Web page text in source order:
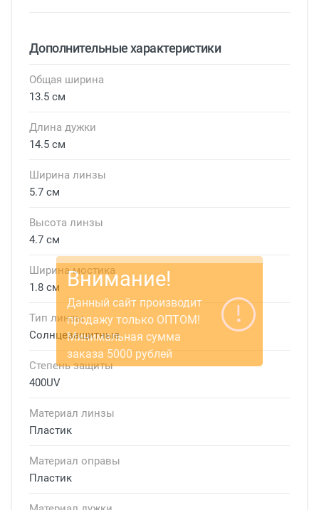
Дополнительные характеристики
Общая ширина
13.5 см
Длина дужки
14.5 см
Ширина линзы
5.7 см
Высота линзы
4.7 см
Ширина мостика
1.8 см
Тип линзы
Солнцезащитные
Степень защиты
400UV
Материал линзы
Пластик
Материал оправы
Пластик